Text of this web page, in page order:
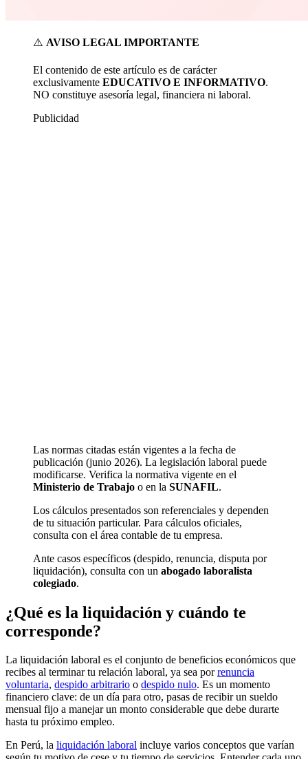
⚠️ AVISO LEGAL IMPORTANTE
El contenido de este artículo es de carácter
exclusivamente EDUCATIVO E INFORMATIVO.
NO constituye asesoría legal, financiera ni laboral.
Publicidad
Las normas citadas están vigentes a la fecha de
publicación (junio 2026). La legislación laboral puede
modificarse. Verifica la normativa vigente en el
Ministerio de Trabajo o en la SUNAFIL.
Los cálculos presentados son referenciales y dependen
de tu situación particular. Para cálculos oficiales,
consulta con el área contable de tu empresa.
Ante casos específicos (despido, renuncia, disputa por
liquidación), consulta con un abogado laboralista
colegiado.
¿Qué es la liquidación y cuándo te
corresponde?
La liquidación laboral es el conjunto de beneficios económicos que
recibes al terminar tu relación laboral, ya sea porrenuncia
voluntaria, despido arbitrario o despido nulo. Es un momento
financiero clave: de un día para otro, pasas de recibir un sueldo
mensual fijo a manejar un monto considerable que debe durarte
hasta tu próximo empleo.
En Perú, la liquidación laboral incluye varios conceptos que varían